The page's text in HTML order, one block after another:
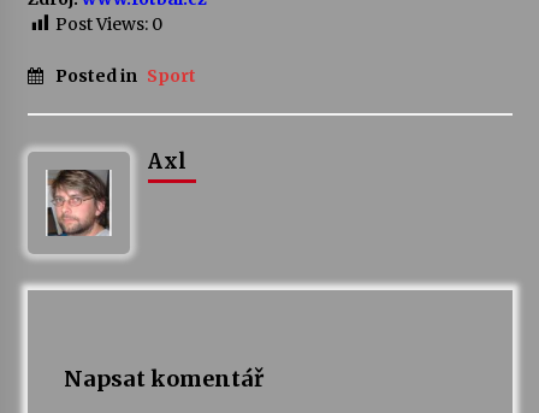
Post Views: 0
Posted in Sport
Axl
Napsat komentář